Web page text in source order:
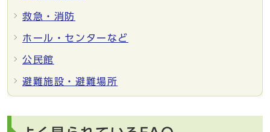
救急・消防
ホール・センターなど
公民館
避難施設・避難場所